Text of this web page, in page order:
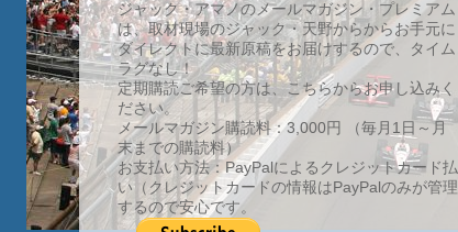
ジャック・アマノのメールマガジン・プレミアム
は、取材現場のジャック・天野からからお手元に
ダイレクトに最新原稿をお届けするので、タイム
ラグなし！
定期購読ご希望の方は、こちらからお申し込みく
ださい。
メールマガジン購読料：3,000円 （毎月1日～月
末までの購読料）
お支払い方法：PayPalによるクレジットカード払
い（クレジットカードの情報はPayPalのみが管理
するので安心です。